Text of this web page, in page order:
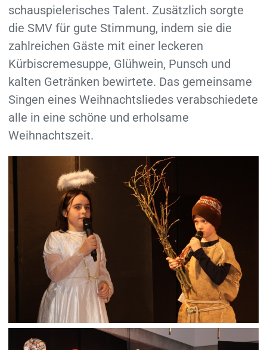
schauspielerisches Talent. Zusätzlich sorgte
die SMV für gute Stimmung, indem sie die
zahlreichen Gäste mit einer leckeren
Kürbiscremesuppe, Glühwein, Punsch und
kalten Getränken bewirtete. Das gemeinsame
Singen eines Weihnachtsliedes verabschiedete
alle in eine schöne und erholsame
Weihnachtszeit.